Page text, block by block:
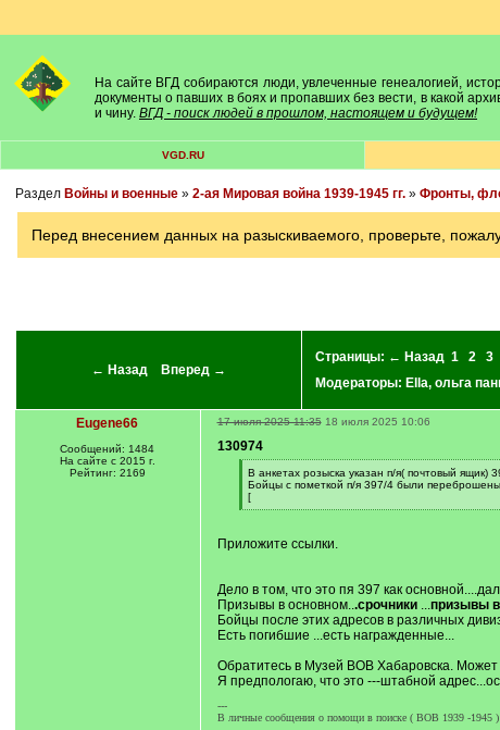
На сайте ВГД собираются люди, увлеченные генеалогией,
документы о павших в боях и пропавших без вести, в какой
и чину. ВГД - поиск людей в прошлом, настоящем и будущем!
VGD.RU
Раздел Войны и военные» 2-ая Мировая война 1939-1945 гг.» Фронты,
Перед внесением данных на разыскиваемого, проверьте,
← Назад Вперед →
Страницы: ← Назад 1 2 3
Модераторы: Ella, ольга
Eugene66
Сообщений: 1484
На сайте с 2015 г.
Рейтинг: 2169
17 июля 2025 11:35 18 июля 2025 10:06
130974
[
q
]
В анкетах розыска указан п/я( почтовый ящик)
Бойцы с пометкой п/я 397/4 были переброшены
[
[
]
Приложите ссылки.
Дело в том, что это пя 397 как
Призывы в основном...срочники...призывы в
Бойцы после этих адресов в различных
Есть погибшие ...есть награжденные...
Обратитесь в Музей ВОВ Хабаровска. Может
Я предпологаю, что это ---штабной
---
В личные сообщения о помощи в поиске ( ВОВ 1939 -1945 )